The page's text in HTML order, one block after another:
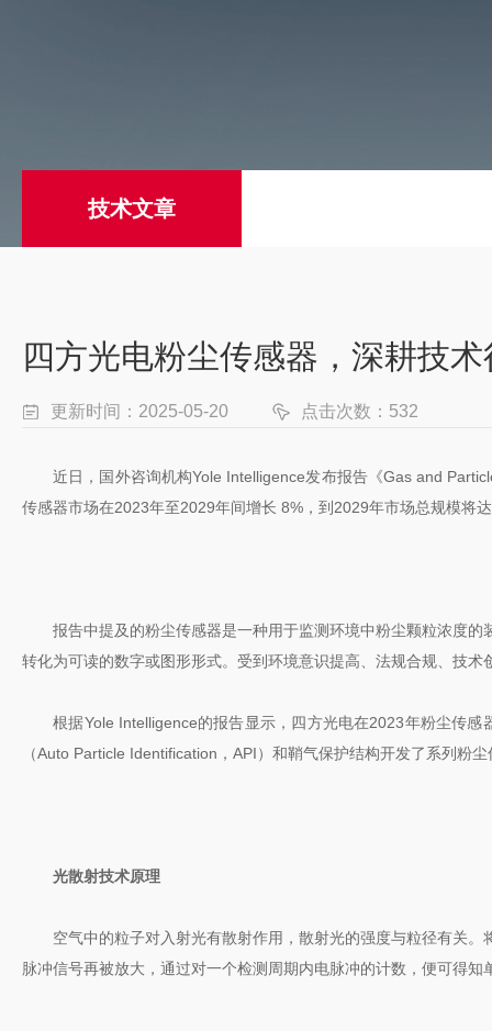
技术文章
四方光电粉尘传感器，深耕技
更新时间：2025-05-20 点击次数：532
近日，国外咨询机构Yole Intelligence发布报告《Gas and
传感器市场在2023年至2029年间增长 8%，到2029年市场总规模将
报告中提及的粉尘传感器是一种用于监测环境中粉尘颗粒浓度的
转化为可读的数字或图形形式。受到环境意识提高、法规合规、技
根据Yole Intelligence的报告显示，四方光电在2023年粉尘传感
（Auto Particle Identification，API）和鞘气保护结构开发了系列粉
光散射技术原理
空气中的粒子对入射光有散射作用，散射光的强度与粒径有关。
脉冲信号再被放大，通过对一个检测周期内电脉冲的计数，便可得